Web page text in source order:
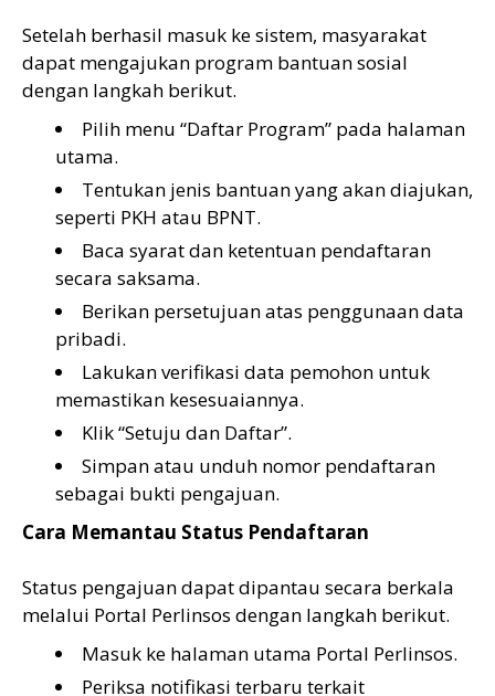
Setelah berhasil masuk ke sistem, masyarakat
dapat mengajukan program bantuan sosial
dengan langkah berikut.
Pilih menu “Daftar Program” pada halaman
utama.
Tentukan jenis bantuan yang akan diajukan,
seperti PKH atau BPNT.
Baca syarat dan ketentuan pendaftaran
secara saksama.
Berikan persetujuan atas penggunaan data
pribadi.
Lakukan verifikasi data pemohon untuk
memastikan kesesuaiannya.
Klik “Setuju dan Daftar”.
Simpan atau unduh nomor pendaftaran
sebagai bukti pengajuan.
Cara Memantau Status Pendaftaran
Status pengajuan dapat dipantau secara berkala
melalui Portal Perlinsos dengan langkah berikut.
Masuk ke halaman utama Portal Perlinsos.
Periksa notifikasi terbaru terkait